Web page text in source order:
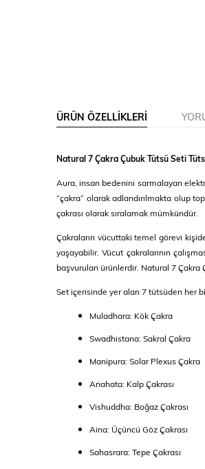
ÜRÜN ÖZELLIKLERI
Natural 7 Çakra Çubuk Tütsü Seti
Aura, insan bedenini sarmalayan
“çakra” olarak adlandırılmakta olup
çakrası olarak sıralamak mümkündür.
Çakraların vücuttaki temel görevi
yaşayabilir. Vücut çakralarının
başvurulan ürünlerdir. Natural 7 Çakra
Set içerisinde yer alan 7 tütsüden her
Muladhara: Kök Çakra
Swadhistana: Sakral Çakra
Manipura: Solar Plexus Çakra
Anahata: Kalp Çakrası
Vishuddha: Boğaz Çakrası
Aina: Üçüncü Göz Çakrası
Sahasrara: Tepe Çakrası